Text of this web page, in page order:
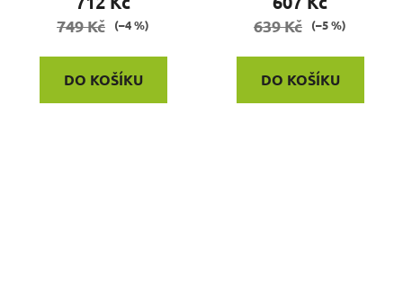
749 Kč (–4 %)
DO KOŠÍKU
639 Kč (–5 %)
DO KOŠÍKU